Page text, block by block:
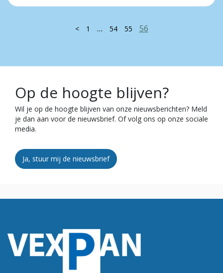
< 1 … 54 55 56
Op de hoogte blijven?
Wil je op de hoogte blijven van onze nieuwsberichten? Meld
je dan aan voor de nieuwsbrief. Of volg ons op onze sociale
media.
Ja, stuur mij de nieuwsbrief